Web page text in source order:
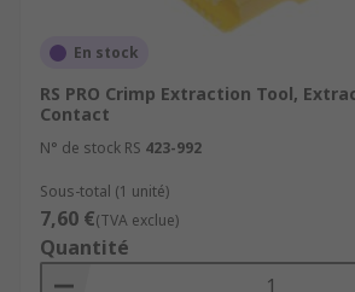
En stock
RS PRO Crimp Extraction Tool,
Contact
N° de stock RS 423-992
Sous-total (1 unité)
7,60 €(TVA exclue)
Quantité